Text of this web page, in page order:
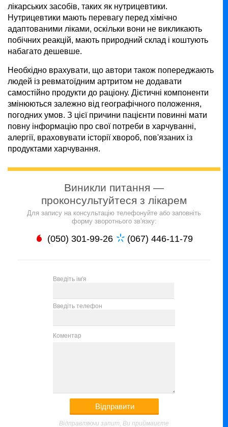
лікарських засобів, таких як нутрицевтики.
Нутрицевтики мають перевагу перед хімічно
адаптованими ліками, оскільки вони не викликають
побічних реакцій, мають природний склад і коштують
набагато дешевше.
Необхідно врахувати, що автори також попереджають
людей із ревматоїдним артритом не додавати
самостійно продукти до раціону. Дієтичні компоненти
змінюються залежно від географічного положення,
погодних умов. З цієї причини пацієнти повинні мати
повну інформацію про свої потреби в харчуванні,
алергії, враховувати історії хвороб, пов'язаних із
продуктами харчування.
Виникли питання —
проконсультуйтеся з лікарем
Для запису на консультацію телефонуйте або заповніть
форму зворотнього зв'язку:
(050) 301-99-26 (067) 446-11-79
Введіть ім'я
Введіть телефон
Коментар
Відправляючи запит, Ви приймаиєте